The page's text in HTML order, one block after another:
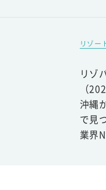
リゾー
リゾ
（
沖縄
で見
業界